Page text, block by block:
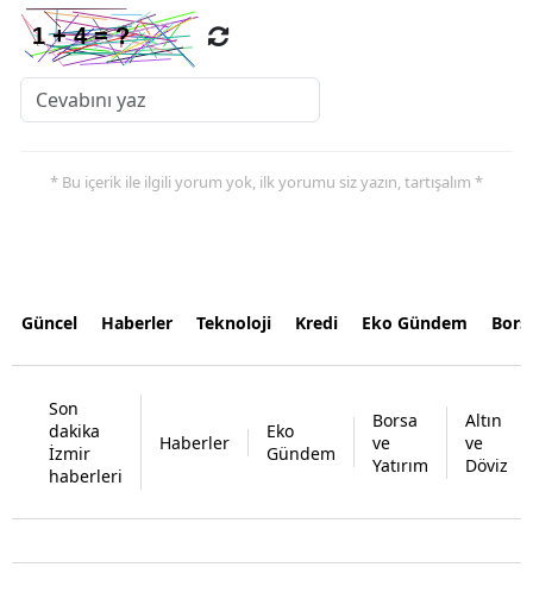
* Bu içerik ile ilgili yorum yok, ilk yorumu siz yazın, tartışalım *
Güncel Haberler Teknoloji Kredi Eko Gündem
Son
dakika
İzmir
haberleri
Haberler
Eko
Gündem
Borsa
ve
Yatırım
Altın
ve
Döviz